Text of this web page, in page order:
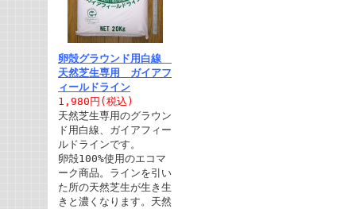
卵殻グラウンド用白線
天然芝生専用 ガイアフ
ィールドライン
1,980円(税込)
天然芝生専用のグラウン
ド用白線、ガイアフィー
ルドラインです。
卵殻100%使用のエコマ
ーク商品。ラインを引い
た所の天然芝生が生き生
きと濃くなります。天然